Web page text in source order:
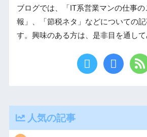
ブログでは、「IT系営業マンの仕事
報」、「節税ネタ」などについての
す。興味のある方は、是非目を通して
人気の記事